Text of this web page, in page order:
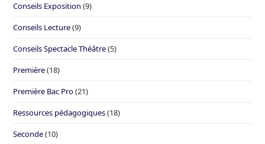
Conseils Exposition (9)
Conseils Lecture(9)
Conseils Spectacle Théâtre(5)
Première(18)
Première Bac Pro(21)
Ressources pédagogiques(18)
Seconde(10)